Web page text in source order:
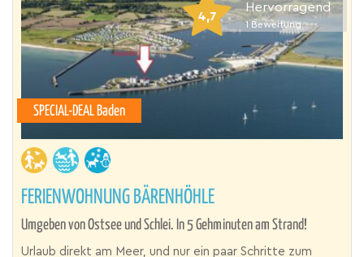
4,7
Hervorragend
1 Bewertung
SPECIAL-DEAL Baden
FERIENWOHNUNG BÄRENHÖHLE
Umgeben von Ostsee und Schlei. In 5 Gehminuten am Strand!
Urlaub direkt am Meer, und nur ein paar Schritte zum